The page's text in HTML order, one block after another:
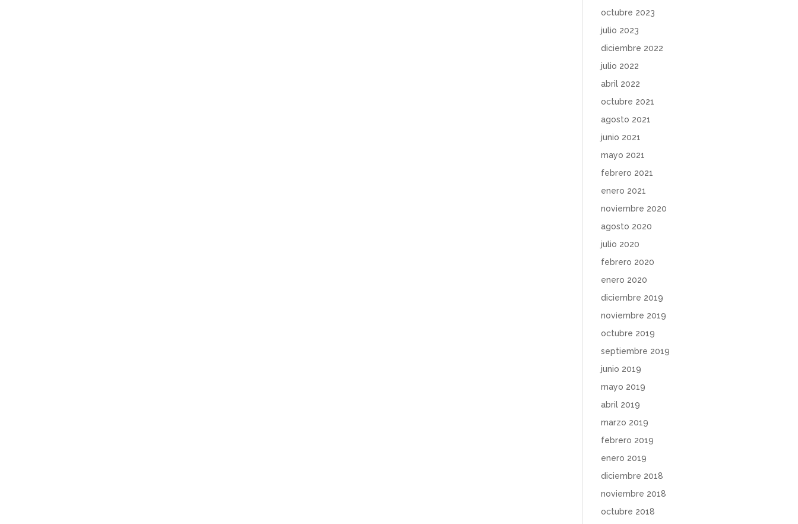
octubre 2023
julio 2023
diciembre 2022
julio 2022
abril 2022
octubre 2021
agosto 2021
junio 2021
mayo 2021
febrero 2021
enero 2021
noviembre 2020
agosto 2020
julio 2020
febrero 2020
enero 2020
diciembre 2019
noviembre 2019
octubre 2019
septiembre 2019
junio 2019
mayo 2019
abril 2019
marzo 2019
febrero 2019
enero 2019
diciembre 2018
noviembre 2018
octubre 2018